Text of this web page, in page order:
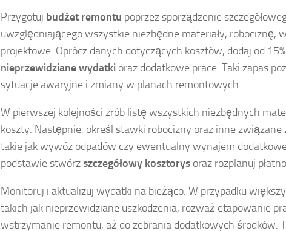
Przygotuj budżet remontu poprzez sporządzenie
uwzględniającego wszystkie niezbędne materiały, robociznę,
projektowe. Oprócz danych dotyczących kosztów, dodaj od
nieprzewidziane wydatki oraz dodatkowe prace. Taki zapas
sytuacje awaryjne i zmiany w planach remontowych.
W pierwszej kolejności zrób listę wszystkich niezbędnych
koszty. Następnie, określ stawki robocizny oraz inne
takie jak wywóz odpadów czy ewentualny wynajem
podstawie stwórzszczegółowy kosztorys oraz rozplanuj
Monitoruj i aktualizuj wydatki na bieżąco. W przypadku
takich jak nieprzewidziane uszkodzenia, rozważ etapowanie
wstrzymanie remontu, aż do zebrania dodatkowych środków.